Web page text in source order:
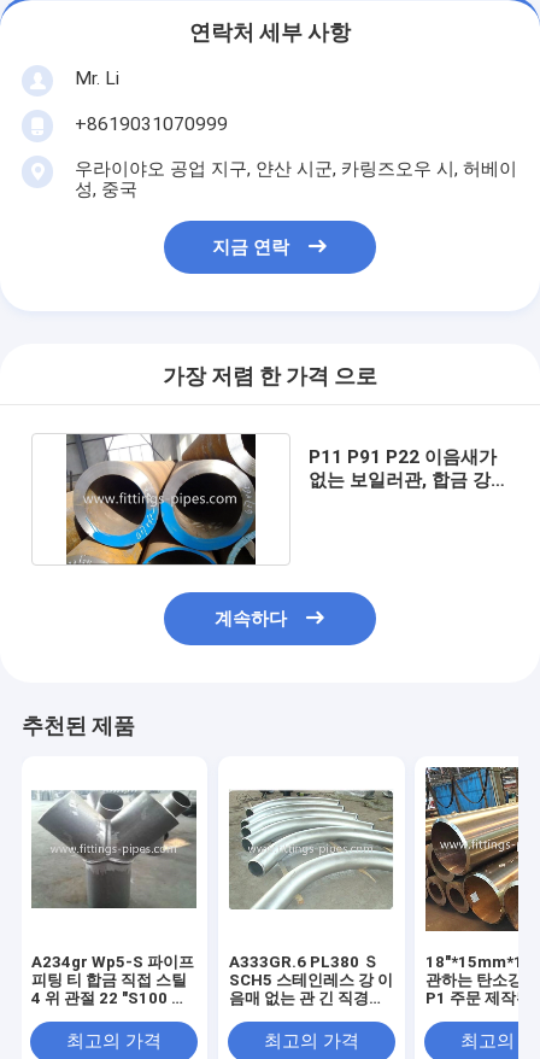
연락처 세부 사항
Mr. Li
+8619031070999
우라이야오 공업 지구, 얀산 시군, 카링즈오우 시, 허베이
성, 중국
지금 연락
가장 저렴 한 가격 으로
P11 P91 P22 이음새가
없는 보일러관, 합금 강
계속하다
추천된 제품
A234gr Wp5-S 파이프
피팅 티 합금 직접 스틸
4 위 관절 22 "S100 착
최고의 가격
A333GR.6 PL380 Ｓ
SCH5 스테인레스 강 이
음매 없는 관 긴 직경은
니다
최고의 가격
관하는 탄소강
P1 주문 제작된
최고의